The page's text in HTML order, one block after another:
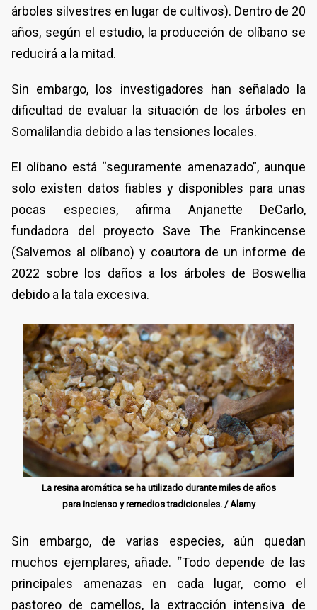
árboles silvestres en lugar de cultivos). Dentro de 20
años, según el estudio, la producción de olíbano se
reducirá a la mitad.
Sin embargo, los investigadores han señalado la
dificultad de evaluar la situación de los árboles en
Somalilandia debido a las tensiones locales.
El olíbano está “seguramente amenazado”, aunque
solo existen datos fiables y disponibles para unas
pocas especies, afirma Anjanette DeCarlo,
fundadora del proyecto Save The Frankincense
(Salvemos al olíbano) y coautora de un informe de
2022 sobre los daños a los árboles de Boswellia
debido a la tala excesiva.
La resina aromática se ha utilizado durante miles de años
para incienso y remedios tradicionales. / Alamy
Sin embargo, de varias especies, aún quedan
muchos ejemplares, añade. “Todo depende de las
principales amenazas en cada lugar, como el
pastoreo de camellos, la extracción intensiva de